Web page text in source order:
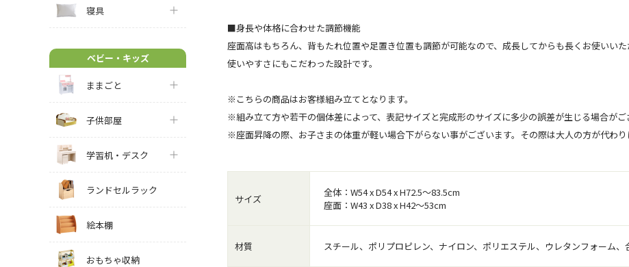
寝具
ベビー・キッズ
ままごと
子供部屋
学習机・デスク
ランドセルラック
絵本棚
おもちゃ収納
■身長や体格に合わせた調節機能
座面高はもちろん、背もたれ位置や足置き位置も調節が可能なので、成長してからも長くお使いい
使いやすさにもこだわった設計です。
※こちらの商品はお客様組み立てとなります。
※組み立て方や若干の個体差によって、表記サイズと完成形のサイズに多少の誤差が生じる場合がご
※座面昇降の際、お子さまの体重が軽い場合下がらない事がございます。その際は大人の方が代わり
サイズ
全体：W54 x D54 x H72.5～83.5cm
座面：W43 x D38 x H42～53cm
材質 スチール、ポリプロピレン、ナイロン、ポリエステル、ウレタンフォーム、